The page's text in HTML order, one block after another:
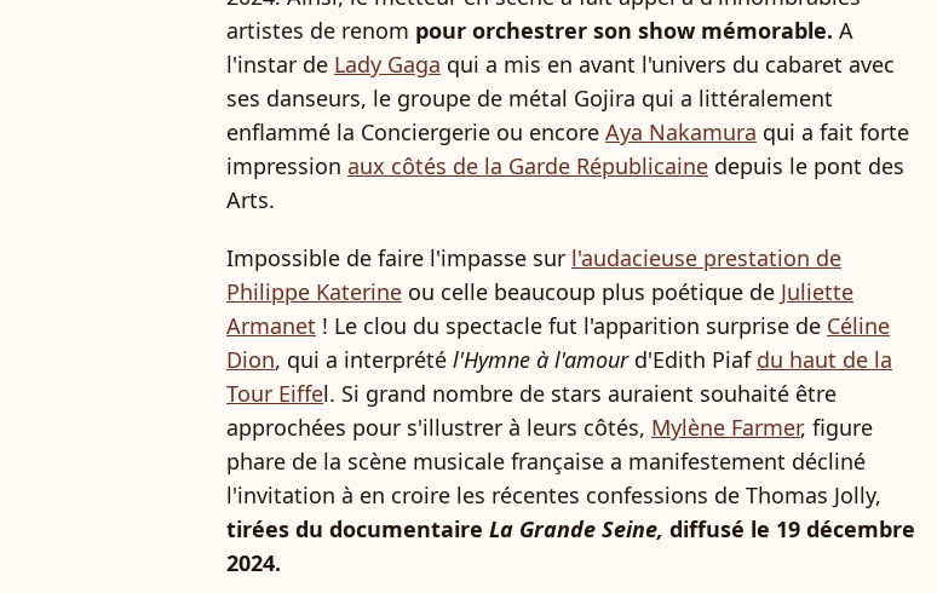
artistes de renom pour orchestrer son show mémorable. A
l'instar de Lady Gaga qui a mis en avant l'univers du cabaret avec
ses danseurs, le groupe de métal Gojira qui a littéralement
enflammé la Conciergerie ou encore Aya Nakamura qui a fait forte
impression aux côtés de la Garde Républicaine depuis le pont des
Arts.
Impossible de faire l'impasse sur l'audacieuse prestation de
Philippe Katerine ou celle beaucoup plus poétique de Juliette
Armanet ! Le clou du spectacle fut l'apparition surprise de Céline
Dion, qui a interprété l'Hymne à l'amourd'Edith Piaf du haut de la
Tour Eiffel. Si grand nombre de stars auraient souhaité être
approchées pour s'illustrer à leurs côtés, Mylène Farmer, figure
phare de la scène musicale française a manifestement décliné
l'invitation à en croire les récentes confessions de Thomas Jolly,
tirées du documentaire La Grande Seine, diffusé le 19 décembre
2024.